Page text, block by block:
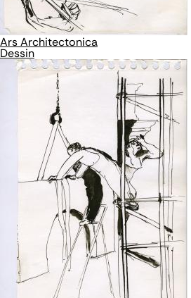
Ars Architectonica
Dessin